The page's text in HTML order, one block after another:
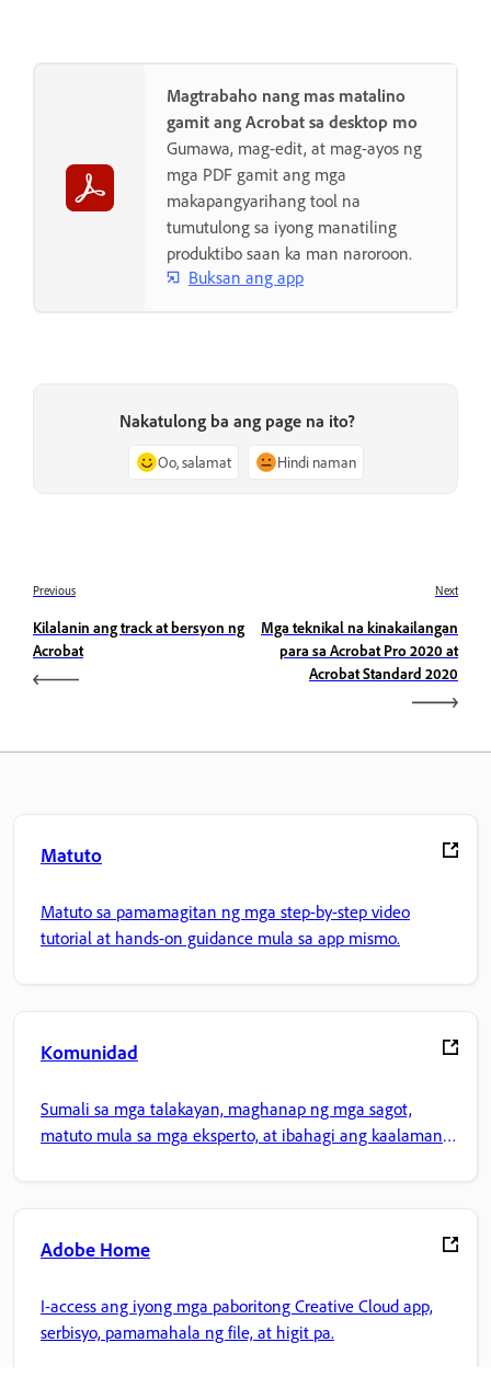
Magtrabaho nang mas matalino
gamit ang Acrobat sa desktop mo
Gumawa, mag-edit, at mag-ayos ng
mga PDF gamit ang mga
makapangyarihang tool na
tumutulong sa iyong manatiling
produktibo saan ka man naroroon.
Buksan ang app
Nakatulong ba ang page na ito?
Oo, salamat Hindi naman
Previous
Kilalanin ang track at bersyon ng
Acrobat
Next
Mga teknikal na kinakailangan
para sa Acrobat Pro 2020 at
Acrobat Standard 2020
Matuto
Matuto sa pamamagitan ng mga step-by-step video
tutorial at hands-on guidance mula sa app mismo.
Komunidad
Sumali sa mga talakayan, maghanap ng mga sagot,
matuto mula sa mga eksperto, at ibahagi ang kaalaman
Adobe Home
I-access ang iyong mga paboritong Creative Cloud app,
serbisyo, pamamahala ng file, at higit pa.